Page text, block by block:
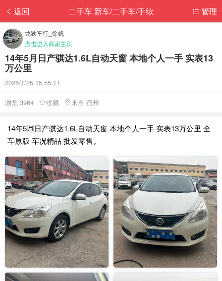
返回 管理
二手车 新车/二手车/手续
龙狄车行_徐帆
点击进入商家主页
14年5月日产骐达1.6L自动天窗 本地个人一手 实表13
万公里
2026/1/25 15:55:11
浏览 3964 收藏 来自 宿州
14年5🈷️日产骐达1.6L自动天窗 本地个人一手 实表13万公里 全
车原版 车况精品 批发零售。